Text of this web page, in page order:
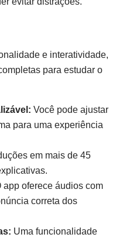
e interatividade,
para estudar o
Você pode ajustar
para uma experiência
em mais de 45
app oferece áudios com
correta dos
Uma funcionalidade